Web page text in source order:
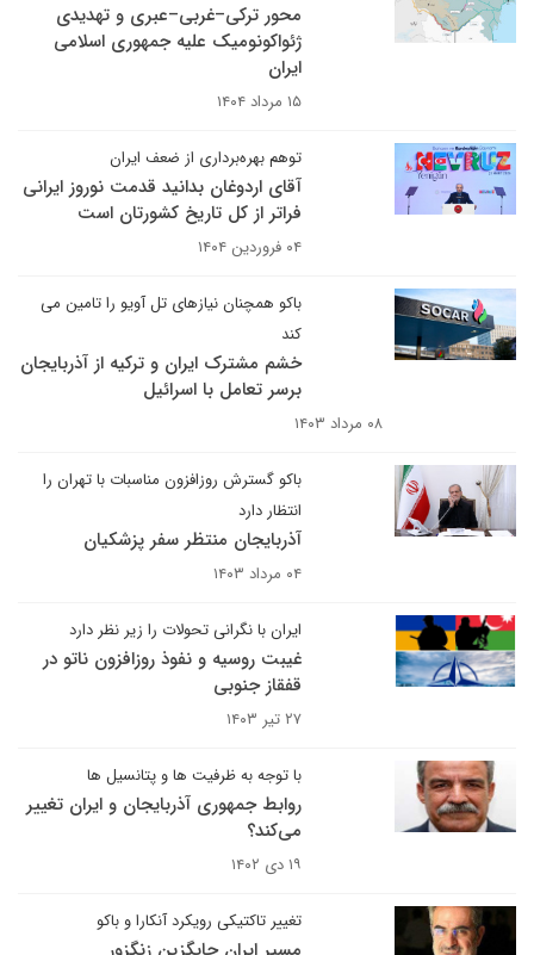
محور ترکی–غربی–عبری و تهدیدی
ژئواکونومیک علیه جمهوری اسلامی
ایران
۱۵ مرداد ۱۴۰۴
توهم بهره‌برداری از ضعف ایران
آقای اردوغان بدانید قدمت نوروز ایرانی
فراتر از کل تاریخ کشورتان است
۰۴ فروردین ۱۴۰۴
باکو همچنان نیازهای تل آویو را تامین می
کند
خشم مشترک ایران و ترکیه از آذربایجان
برسر تعامل با اسرائیل
۰۸ مرداد ۱۴۰۳
باکو گسترش روزافزون مناسبات با تهران را
انتظار دارد
آذربایجان منتظر سفر پزشکیان
۰۴ مرداد ۱۴۰۳
ایران با نگرانی تحولات را زیر نظر دارد
غیبت روسیه و نفوذ روزافزون ناتو در
قفقاز جنوبی
۲۷ تیر ۱۴۰۳
با توجه به ظرفیت ها و پتانسیل ها
روابط جمهوری آذربایجان و ایران تغییر
می‌کند؟
۱۹ دی ۱۴۰۲
تغییر تاکتیکی رویکرد آنکارا و باکو